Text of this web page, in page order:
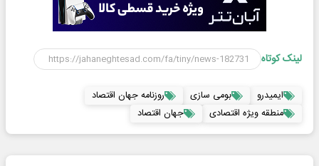
لینک کوتاه
ایمیدرو بومی سازی
روزنامه جهان اقتصاد
منطقه ویژه اقتصادی
جهان اقتصاد